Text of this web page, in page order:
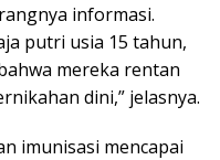
informasi.
putri usia 15 tahun,
mereka rentan
dini,” jelasnya.
imunisasi mencapai